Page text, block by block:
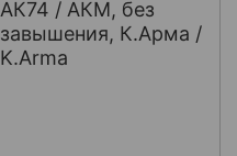
АК74 / АКМ, без
завышения, К.Арма /
K.Arma